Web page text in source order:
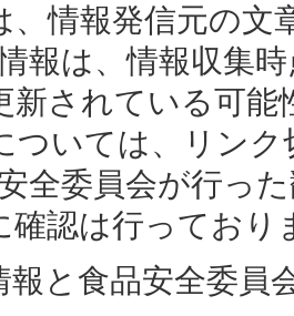
、情報発信元の文
報は、情報収集
新されている可
ついては、リン
全委員会が行っ
確認は行っており
と食品安全委員